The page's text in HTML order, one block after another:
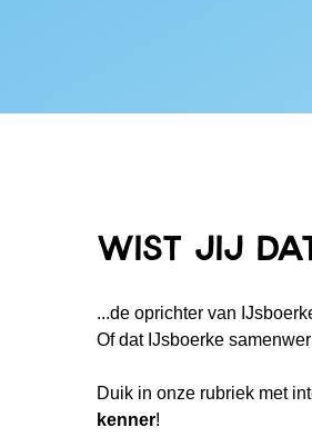
Wist jij
...de oprichter van
Of dat IJsboerke
Duik in onze rubriek met
kenner!